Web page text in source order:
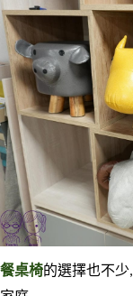
餐桌椅的選擇也不